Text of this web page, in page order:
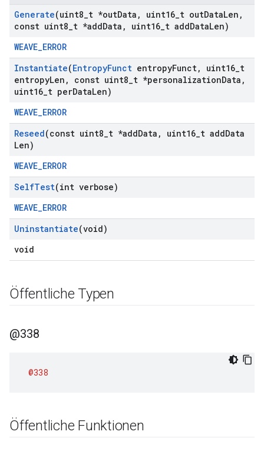
Generate(uint8 t *outData , uint16 t outDataLen ,
const uint8 t *addData , uint16 t addDataLen)
WEAVE_ERROR
Instantiate(EntropyFunct entropyFunct, uint16 t
entropyLen , const uint8 t *personalizationData ,
uint16 t perDataLen)
WEAVE_ERROR
Reseed(const uint8 t *addData , uint16 t addData
Len)
WEAVE_ERROR
SelfTest(int verbose)
WEAVE_ERROR
Uninstantiate(void)
void
Öffentliche Typen
@338
@338
Öffentliche Funktionen